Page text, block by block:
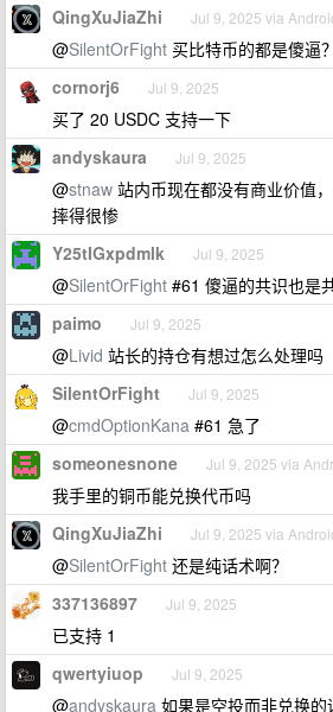
QingXuJiaZhi Jul 9, 2025 via
@SilentOrFight 买比特币的都是傻逼
cornorj6 Jul 9, 2025
买了 20 USDC 支持一下
andyskaura Jul 9, 2025
@stnaw 站内币现在都没有商业价值
摔得很惨
Y25tIGxpdmlk Jul 9, 2025
@SilentOrFight #61 傻逼的共识也是
paimo Jul 9, 2025
@Livid 站长的持仓有想过怎么处理吗
SilentOrFight Jul 9, 2025
@cmdOptionKana #61 急了
someonesnone Jul 9, 2025 via
我手里的铜币能兑换代币吗
QingXuJiaZhi Jul 9, 2025 via
@SilentOrFight 还是纯话术啊？
337136897 Jul 9, 2025
已支持 1
qwertyiuop Jul 9, 2025
@andyskaura 如果是空投而非兑换